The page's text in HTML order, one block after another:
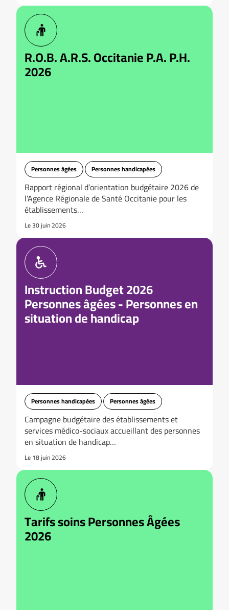
R.O.B. A.R.S. Occitanie P.A. P.H.
2026
Personnes âgées Personnes handicapées
Rapport régional d’orientation budgétaire 2026 de
l’Agence Régionale de Santé Occitanie pour les
établissements…
Le 30 juin 2026
Instruction Budget 2026
Personnes âgées - Personnes en
situation de handicap
Personnes handicapées Personnes âgées
Campagne budgétaire des établissements et
services médico-sociaux accueillant des personnes
en situation de handicap…
Le 18 juin 2026
Tarifs soins Personnes Âgées
2026